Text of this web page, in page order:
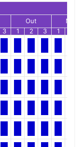
Out
Nov
3 1 2 3 1